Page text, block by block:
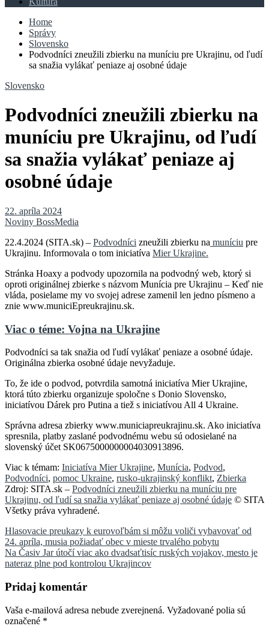
Home
Správy
Slovensko
Podvodníci zneužili zbierku na muníciu pre Ukrajinu, od ľudí
sa snažia vylákať peniaze aj osobné údaje
Slovensko
Podvodníci zneužili zbierku na
muníciu pre Ukrajinu, od ľudí
sa snažia vylákať peniaze aj
osobné údaje
22. apríla 2024
Noviny BossMedia
22.4.2024 (SITA.sk) – Podvodníci zneužili zbierku na muníciu pre
Ukrajinu. Informovala o tom iniciatíva Mier Ukrajine.
Stránka Hoaxy a podvody upozornila na podvodný web, ktorý si
oproti originálnej zbierke s názvom Munícia pre Ukrajinu – Keď nie
vláda, posielame my vo svojej adrese zamenil len jedno písmeno a
znie www.municiEpreukrajinu.sk.
Viac o téme: Vojna na Ukrajine
Podvodníci sa tak snažia od ľudí vylákať peniaze a osobné údaje.
Originálna zbierka osobné údaje nevyžaduje.
To, že ide o podvod, potvrdila samotná iniciatíva Mier Ukrajine,
ktorá túto zbierku organizuje spoločne s Donio Slovensko,
iniciatívou Dárek pro Putina a tiež s iniciatívou All 4 Ukraine.
Správna adresa zbierky www.municiapreukrajinu.sk. Ako iniciatíva
spresnila, platby zaslané podvodnému webu sú odosielané na
slovenský účet SK0675000000004030913896.
Viac k témam: Iniciatíva Mier Ukrajine, Munícia, Podvod,
Podvodníci, pomoc Ukraine, rusko-ukrajinský konflikt, Zbierka
Zdroj: SITA.sk – Podvodníci zneužili zbierku na muníciu pre
Ukrajinu, od ľudí sa snažia vylákať peniaze aj osobné údaje © SITA
Všetky práva vyhradené.
Navigácia
v
článku
Hlasovacie preukazy k eurovoľbám si môžu voliči vybavovať od
24. apríla, musia požiadať obec v mieste trvalého pobytu
Na Časiv Jar útočí viac ako dvadsaťtisíc ruských vojakov, mesto je
nateraz plne pod kontrolou Ukrajincov
Pridaj komentár
Vaša e-mailová adresa nebude zverejnená. Vyžadované polia sú
označené *